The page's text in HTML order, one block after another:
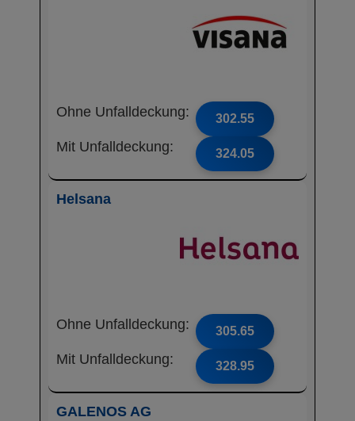
Ohne Unfalldeckung: 302.55
Mit Unfalldeckung: 324.05
Helsana
Ohne Unfalldeckung: 305.65
Mit Unfalldeckung: 328.95
GALENOS AG